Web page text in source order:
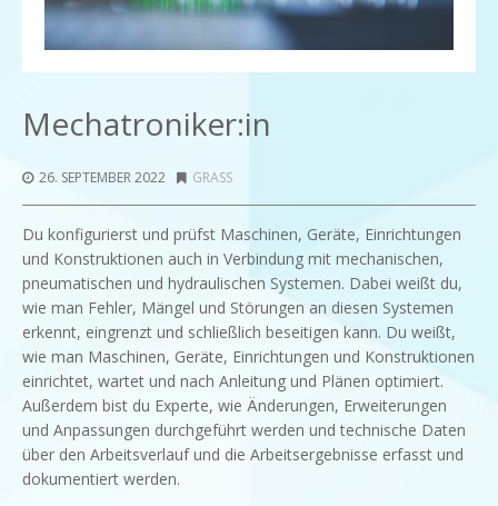
Mechatroniker:in
26. SEPTEMBER 2022 GRASS
Du konfigurierst und prüfst Maschinen, Geräte, Einrichtungen
und Konstruktionen auch in Verbindung mit mechanischen,
pneumatischen und hydraulischen Systemen. Dabei weißt du,
wie man Fehler, Mängel und Störungen an diesen Systemen
erkennt, eingrenzt und schließlich beseitigen kann. Du weißt,
wie man Maschinen, Geräte, Einrichtungen und Konstruktionen
einrichtet, wartet und nach Anleitung und Plänen optimiert.
Außerdem bist du Experte, wie Änderungen, Erweiterungen
und Anpassungen durchgeführt werden und technische Daten
über den Arbeitsverlauf und die Arbeitsergebnisse erfasst und
dokumentiert werden.